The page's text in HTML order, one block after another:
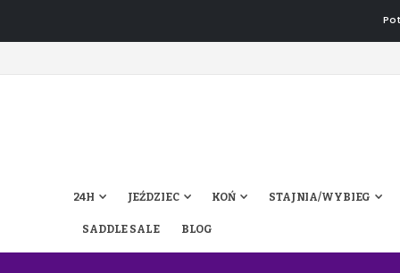
24H JEŹDZIEC KOŃ STAJNIA/WYBIEG
SADDLE SALE BLOG